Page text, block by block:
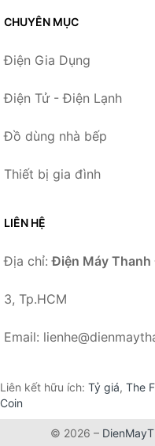
CHUYÊN MỤC
Điện Gia Dụng
Điện Tử - Điện Lạnh
Đồ dùng nhà bếp
Thiết bị gia đình
LIÊN HỆ
Địa chỉ:Điện Máy Thanh
3, Tp.HCM
Email:
Liên kết hữu ích: Tỷ giá, The
Coin
© 2026 –